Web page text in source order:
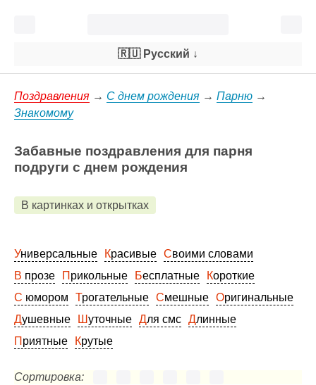
🇷🇺 Русский ↓
Поздравления → С днем рождения → Парню →
Знакомому
Забавные поздравления для парня
подруги с днем рождения
В картинках и открытках
Универсальные Красивые
Своими словами
В прозе
Прикольные Бесплатные
Короткие
С юмором
Трогательные Смешные
Оригинальные
Душевные
Шуточные Для смс
Длинные
Приятные
Крутые
Сортировка: